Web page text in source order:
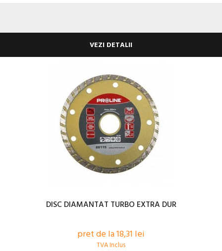
VEZI DETALII
DISC DIAMANTAT TURBO EXTRA DUR
pret de la 18,31 lei
TVA Inclus